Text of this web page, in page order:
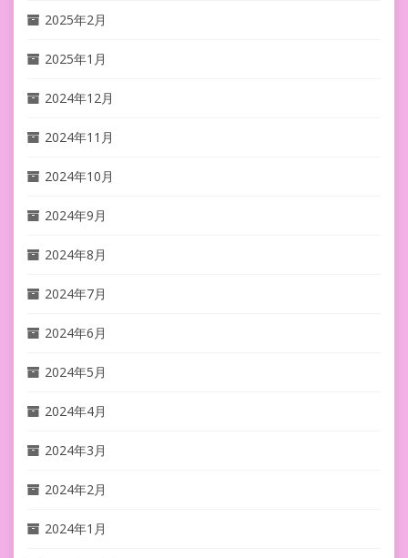
2025年2月
2025年1月
2024年12月
2024年11月
2024年10月
2024年9月
2024年8月
2024年7月
2024年6月
2024年5月
2024年4月
2024年3月
2024年2月
2024年1月